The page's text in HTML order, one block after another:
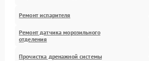
Ремонт испарителя
Ремонт датчика морозильного
отделения
Прочистка дренажной системы